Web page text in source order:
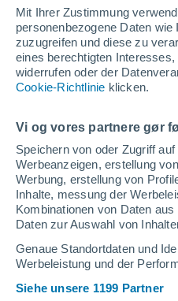
Mit Ihrer Zustimmung
personenbezogene Daten
zuzugreifen und diese zu
eines berechtigten
widerrufen oder der
Cookie-Richtlinie klicken.
Vi og vores partnere gør
Speichern von oder Zugriff
Werbeanzeigen, erstellung
Werbung, erstellung von
Inhalte, messung der
Kombinationen von Daten
Daten zur Auswahl von
Genaue Standortdaten und
Werbeleistung und der
Siehe unsere 1199 Partner
befahrbare
Offene Pisten
Webcams in